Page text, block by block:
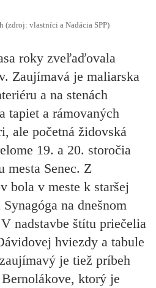
(zdroj: vlastníci a Nadácia SPP)
roky zveľaďovala
Zaujímavá je maliarska
a na stenách
tapiet a rámovaných
ale početná židovská
19. a 20. storočia
mesta Senec. Z
bola v meste k staršej
Synagóga na dnešnom
nadstavbe štítu priečelia
hviezdy a tabule
je tiež príbeh
ktorý je